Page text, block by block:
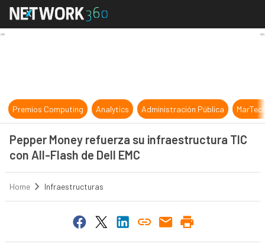
Pepper Money refuerza su
Premios Computing Analytics Administración Pública
Pepper Money refuerza su infraestructura TIC
con All-Flash de Dell EMC
Home Infraestructuras